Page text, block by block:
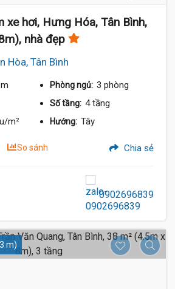
xe hơi, Hưng Hóa, Tân Bình,
nhà đẹp
Hòa, Tân Bình
Phòng ngủ: 3 phòng
Số tầng: 4 tầng
m² Hướng: Tây
So sánh Chia sẻ
0902696839
m)